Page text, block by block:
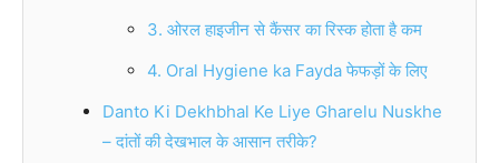
3. ओरल हाइजीन से कैंसर का रिस्क होता है कम
4. Oral Hygiene ka Fayda फेफड़ों के लिए
Danto Ki Dekhbhal Ke Liye Gharelu Nuskhe
– दांतों की देखभाल के आसान तरीके?